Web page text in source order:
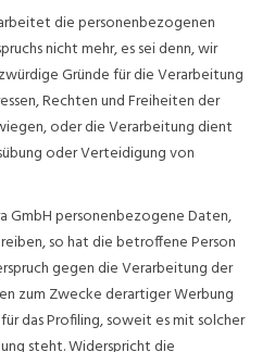
die personenbezogenen
nicht mehr, es sei denn, wir
Gründe für die Verarbeitung
Rechten und Freiheiten der
oder die Verarbeitung dient
oder Verteidigung von
personenbezogene Daten,
so hat die betroffene Person
gegen die Verarbeitung der
zum Zwecke derartiger Werbung
das Profiling, soweit es mit solcher
steht. Widerspricht die